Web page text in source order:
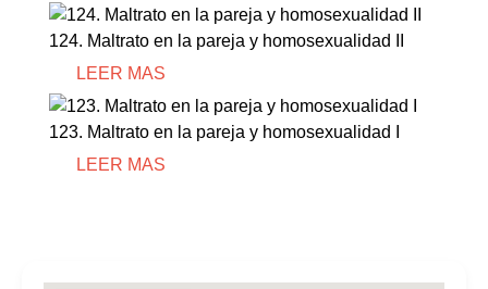
124. Maltrato en la pareja y homosexualidad II
LEER MAS
123. Maltrato en la pareja y homosexualidad I
LEER MAS